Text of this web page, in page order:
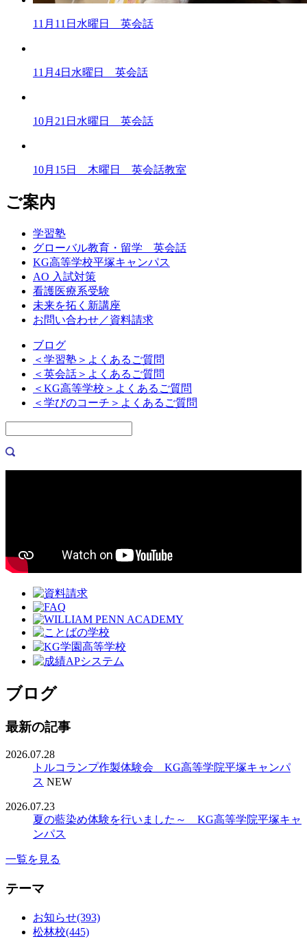
11月11日水曜日 英会話
11月4日水曜日 英会話
10月21日水曜日 英会話
10月15日 木曜日 英会話教室
ご案内
学習塾
グローバル教育・留学 英会話
KG高等学校平塚キャンパス
AO 入試対策
看護医療系受験
未来を拓く新講座
お問い合わせ／資料請求
ブログ
＜学習塾＞よくあるご質問
＜英会話＞よくあるご質問
＜KG高等学校＞よくあるご質問
＜学びのコーチ＞よくあるご質問
ブログ
最新の記事
2026.07.28
トルコランプ作製体験会 KG高等学院平塚キャンパ
ス NEW
2026.07.23
夏の藍染め体験を行いました～ KG高等学院平塚キャ
ンパス
一覧を見る
テーマ
お知らせ(393)
松林校(445)